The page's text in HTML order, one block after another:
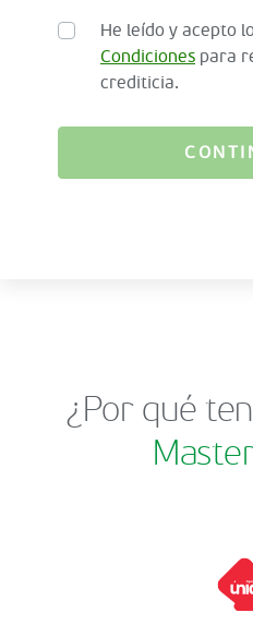
He leído y acepto
Condiciones para
crediticia.
¿Por qué